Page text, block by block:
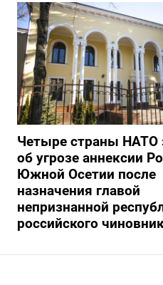
Четыре страны НАТО
об угрозе аннексии
Южной Осетии после
назначения главой
непризнанной
российского